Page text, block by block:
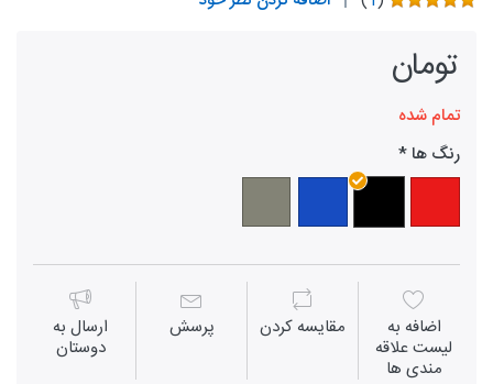
تومان
تمام شده
رنگ ها
اضافه به
لیست علاقه
مندی ها
مقايسه كردن پرسش ارسال به
دوستان